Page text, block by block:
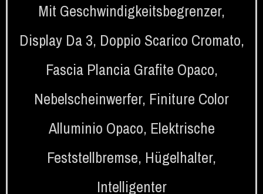
Mit Geschwindigkeitsbegrenzer,
Display Da 3, Doppio Scarico Cromato,
Fascia Plancia Grafite Opaco,
Nebelscheinwerfer, Finiture Color
Alluminio Opaco, Elektrische
Feststellbremse, Hügelhalter,
Intelligenter